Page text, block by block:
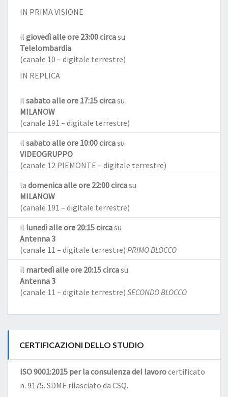
IN PRIMA VISIONE
il giovedì alle ore 23:00 circasu
Telelombardia
(canale 10 – digitale terrestre)
IN REPLICA
il sabato alle ore 17:15 circasu
MILANOW
(canale 191 – digitale terrestre)
il sabato alle ore 10:00 circasu
VIDEOGRUPPO
(canale 12 PIEMONTE – digitale terrestre)
la domenica alle ore 22:00 circasu
MILANOW
(canale 191 – digitale terrestre)
il lunedì alle ore 20:15 circasu
Antenna 3
(canale 11 – digitale terrestre) PRIMO BLOCCO
il martedì alle ore 20:15 circasu
Antenna 3
(canale 11 – digitale terrestre) SECONDO BLOCCO
CERTIFICAZIONI DELLO STUDIO
ISO 9001:2015 per la consulenza del lavorocertificato
n. 9175. SDME rilasciato da CSQ.